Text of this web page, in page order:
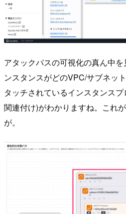
アタックパスの可視化の真ん中
ンスタンスがどのVPC/サブネッ
タッチされているインスタンス
関連付け)がわかりますね。これ
が。